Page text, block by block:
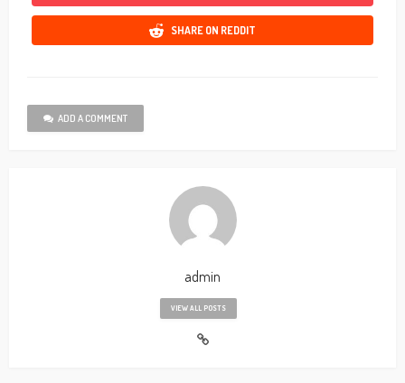
SHARE ON REDDIT
ADD A COMMENT
admin
VIEW ALL POSTS